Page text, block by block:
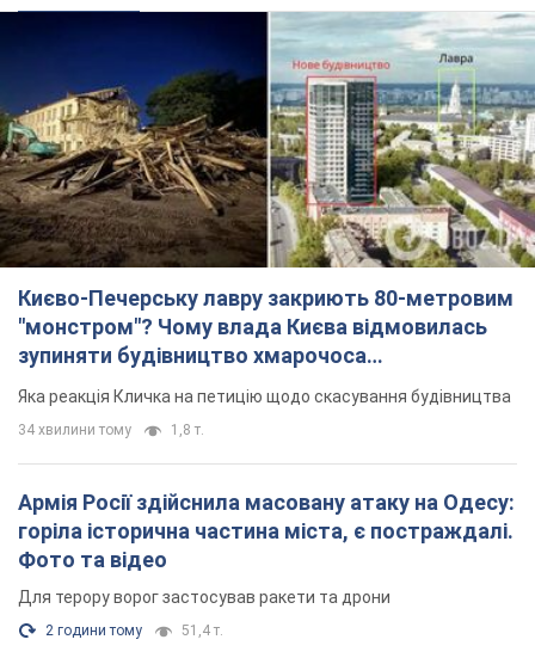
Києво-Печерську лавру закриють 80-метровим
"монстром"? Чому влада Києва відмовилась
зупиняти будівництво хмарочоса
"московського вірянина"
Яка реакція Кличка на петицію щодо скасування будівництва
34 хвилини тому 1,8 т.
Армія Росії здійснила масовану атаку на Одесу:
горіла історична частина міста, є постраждалі.
Фото та відео
Для терору ворог застосував ракети та дрони
2 години тому 51,4 т.